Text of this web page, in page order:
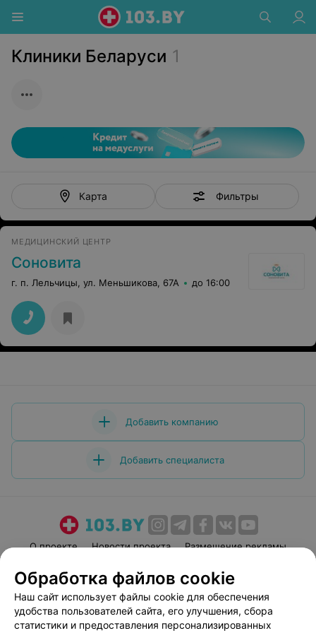
Клиники Беларуси 1
Карта Фильтры
МЕДИЦИНСКИЙ ЦЕНТР
Соновита
г. п. Лельчицы, ул. Меньшикова, 67А до 16:00
Добавить компанию
Добавить специалиста
О проекте Новости проекта
Размещение рекламы
Пользовательское соглашение
Способы оплаты
Вакансии
Партнеры
Написать руководителю 103.by
Обработка файлов cookie
Наш сайт использует файлы cookie для обеспечения
удобства пользователей сайта, его улучшения, сбора
статистики и предоставления персонализированных